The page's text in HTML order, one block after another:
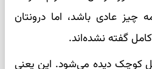
عادی باشد، اما درونتان
گفته نشده‌اند.
کوچک دیده می‌شود. این یعنی